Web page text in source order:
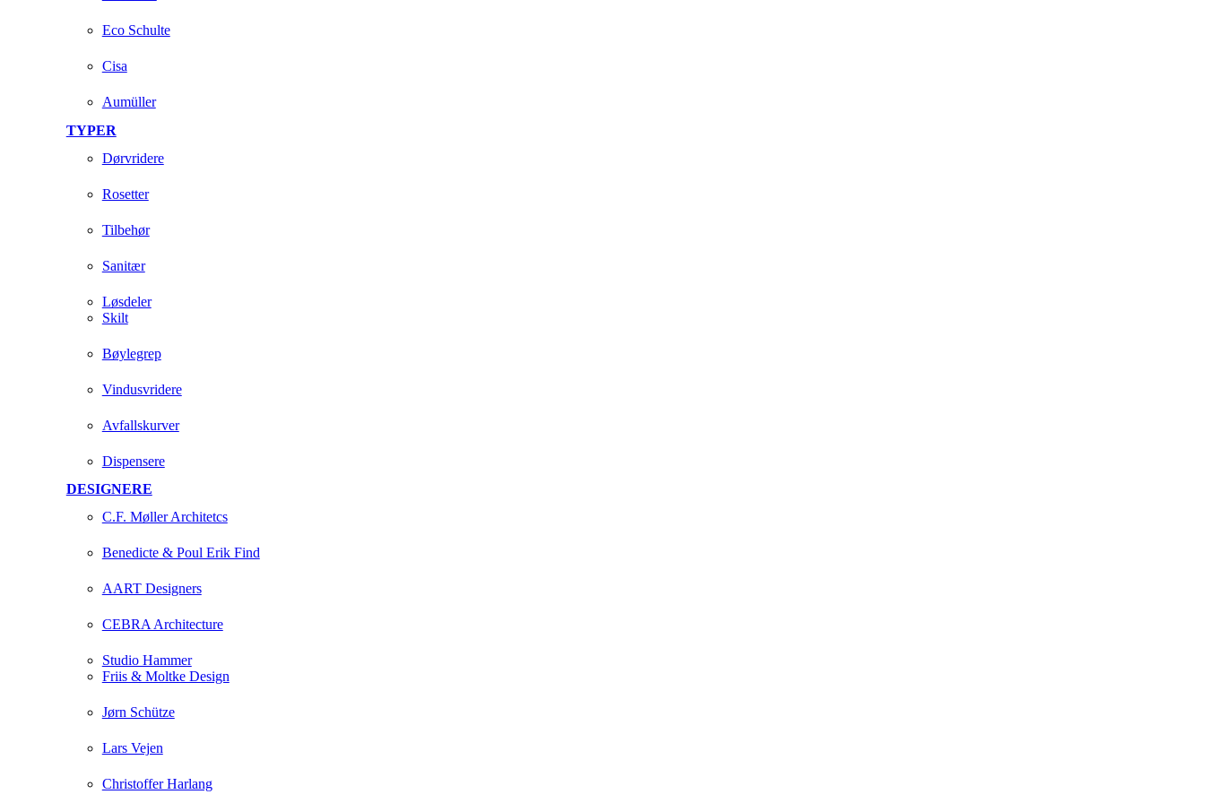
Eco Schulte
Cisa
Aumüller
TYPER
Dørvridere
Rosetter
Tilbehør
Sanitær
Løsdeler
Skilt
Bøylegrep
Vindusvridere
Avfallskurver
Dispensere
DESIGNERE
C.F. Møller Architetcs
Benedicte & Poul Erik Find
AART Designers
CEBRA Architecture
Studio Hammer
Friis & Moltke Design
Jørn Schütze
Lars Vejen
Christoffer Harlang